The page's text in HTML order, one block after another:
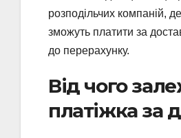
розподільчих компаній,
зможуть платити за
до перерахунку.
Від чого
платіжка за